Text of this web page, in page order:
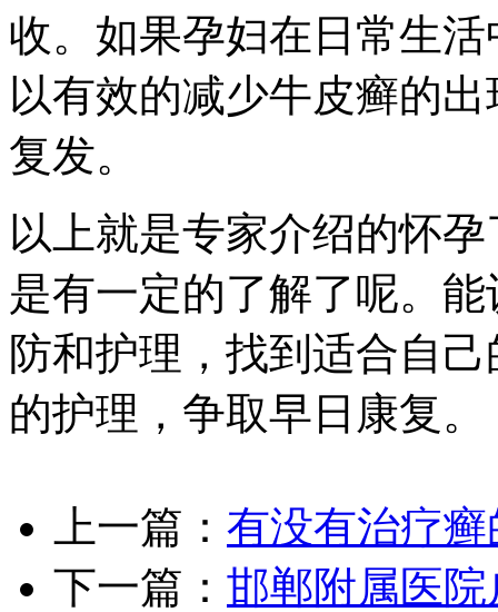
收。如果孕妇在日常生
以有效的减少牛皮癣的
复发。
以上就是专家介绍的怀
是有一定的了解了呢。
防和护理，找到适合自
的护理，争取早日康复。
上一篇： 有没有治疗
下一篇： 邯郸附属医